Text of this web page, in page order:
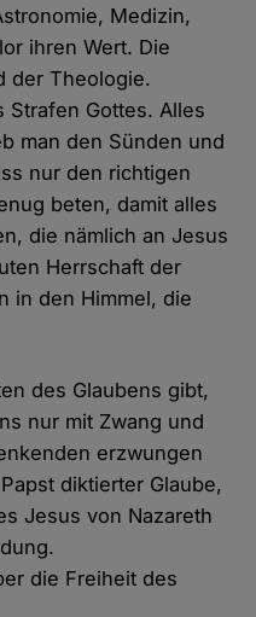
Medizin,
ihren Wert. Die
der Theologie.
Strafen Gottes. Alles
man den Sünden und
nur den richtigen
beten, damit alles
die nämlich an Jesus
Herrschaft der
in den Himmel, die
des Glaubens gibt,
nur mit Zwang und
erzwungen
diktierter Glaube,
Jesus von Nazareth
die Freiheit des